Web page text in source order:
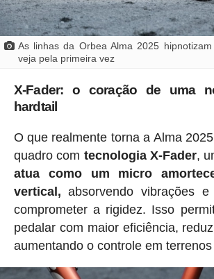
As linhas da Orbea Alma 2025
veja pela primeira vez
X-Fader: o coração de uma
hardtail
O que realmente torna a Alma
quadro com tecnologia X-Fader,
atua como um micro
vertical, absorvendo vibrações
comprometer a rigidez. Isso
pedalar com maior eficiência,
aumentando o controle em